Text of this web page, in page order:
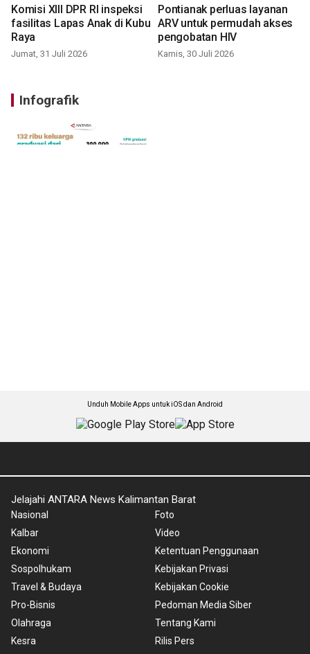
Komisi XIII DPR RI inspeksi
fasilitas Lapas Anak di Kubu
Raya
Jumat, 31 Juli 2026
Pontianak perluas layanan
ARV untuk permudah akses
pengobatan HIV
Kamis, 30 Juli 2026
Infografik
Unduh Mobile Apps untuk iOS dan Android
Jelajahi ANTARA News Kalimantan Barat
Nasional
Kalbar
Ekonomi
Sospolhukam
Travel & Budaya
Pro-Bisnis
Olahraga
Kesra
Foto
Video
Ketentuan Penggunaan
Kebijakan Privasi
Kebijakan Cookie
Pedoman Media Siber
Tentang Kami
Rilis Pers